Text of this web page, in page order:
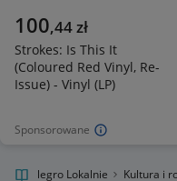
Sponsorowane
100,44zł
Strokes: Is This It
(Coloured Red Vinyl, Re-
Issue) - Vinyl (LP)
Allegro Lokalnie Kultura i